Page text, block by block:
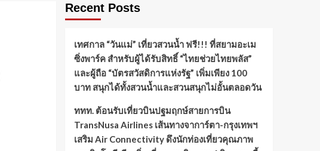
Recent Posts
เทศกาล “วันแม่” เที่ยวสวนน้ำ ฟรี!!! ที่สยามอะเม
ซิ่งพาร์ค สำหรับผู้ได้รับสิทธิ์ “ไทยช่วยไทยพลัส”
และผู้ถือ “บัตรสวัสดิการแห่งรัฐ” เพิ่มเพียง 100
บาท สนุกได้ทั้งสวนน้ำและสวนสนุกไม่อั้นตลอดวัน
ททท. ต้อนรับเที่ยวบินปฐมฤกษ์สายการบิน
TransNusa Airlines เส้นทางจาการ์ตา-กรุงเทพฯ
เสริม Air Connectivity ดึงนักท่องเที่ยวคุณภาพ